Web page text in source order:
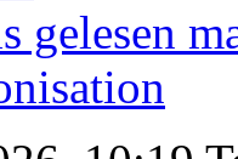
gelesen